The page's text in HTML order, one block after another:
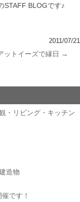
STAFF BLOGです♪
2011/07/21
ットイーズで縁日 →
・リビング・キッチン
造物
です！